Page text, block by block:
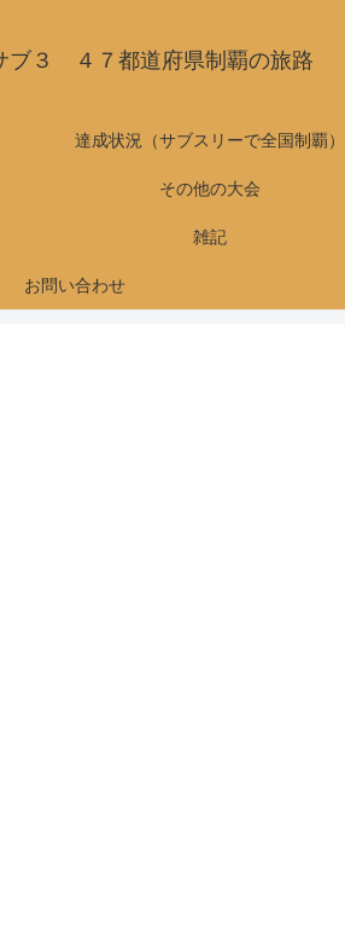
３ ４７都道府県制覇の旅路
達成状況（サブスリーで全国制覇）
その他の大会
雑記
お問い合わせ